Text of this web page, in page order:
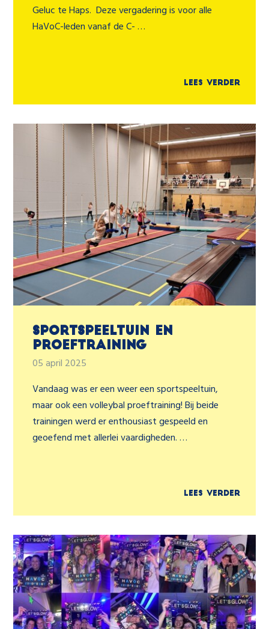
Geluc te Haps. Deze vergadering is voor alle
HaVoC-leden vanaf de C- …
Lees verder
Sportspeeltuin en
proeftraining
05 april 2025
Vandaag was er een weer een sportspeeltuin,
maar ook een volleybal proeftraining! Bij beide
trainingen werd er enthousiast gespeeld en
geoefend met allerlei vaardigheden. …
Lees verder